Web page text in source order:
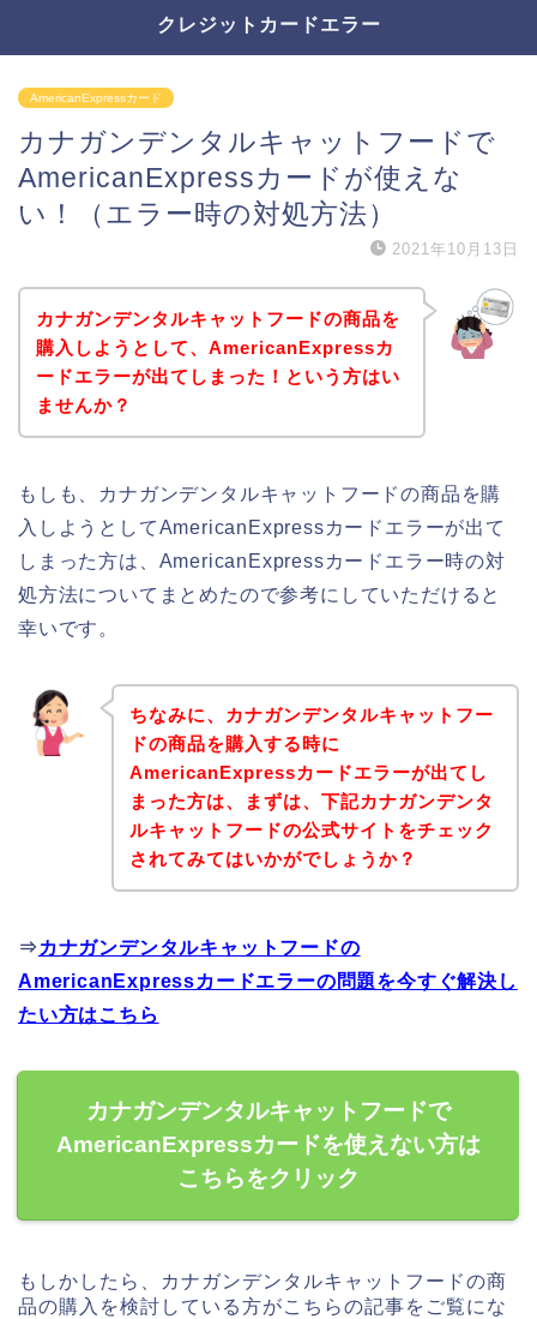
クレジットカードエラー
AmericanExpressカード
カナガンデンタルキャットフードで
AmericanExpressカードが使えな
い！（エラー時の対処方法）
2021年10月13日
カナガンデンタルキャットフードの商品を
購入しようとして、AmericanExpressカ
ードエラーが出てしまった！という方はい
ませんか？
もしも、カナガンデンタルキャットフードの商品を購
入しようとしてAmericanExpressカードエラーが出て
しまった方は、AmericanExpressカードエラー時の対
処方法についてまとめたので参考にしていただけると
幸いです。
ちなみに、カナガンデンタルキャットフー
ドの商品を購入する時に
AmericanExpressカードエラーが出てし
まった方は、まずは、下記カナガンデンタ
ルキャットフードの公式サイトをチェック
されてみてはいかがでしょうか？
⇒ カナガンデンタルキャットフードの
AmericanExpressカードエラーの問題を今すぐ解決し
たい方はこちら
カナガンデンタルキャットフードで
AmericanExpressカードを使えない方は
こちらをクリック
もしかしたら、カナガンデンタルキャットフードの商
品の購入を検討している方がこちらの記事をご覧にな